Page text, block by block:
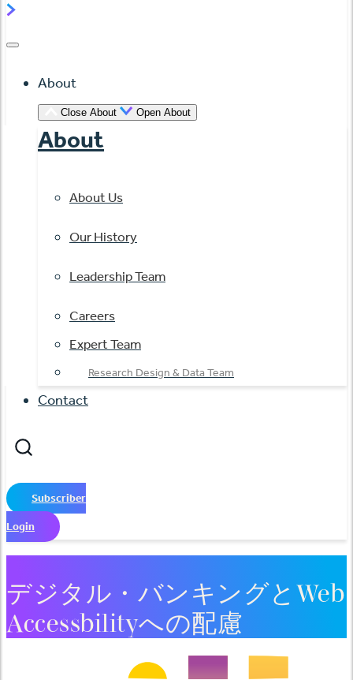
About
Close About Open About
About
About Us
Our History
Leadership Team
Careers
Expert Team
Research Design & Data Team
Contact
Subscriber
Login
デジタル・バンキングとWeb
Accessbilityへの配慮